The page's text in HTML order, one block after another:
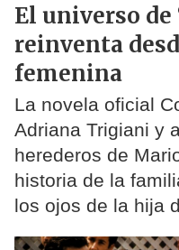
El universo de
reinventa
femenina
La novela oficial
Adriana Trigiani y
herederos de
historia de la
los ojos de la hija